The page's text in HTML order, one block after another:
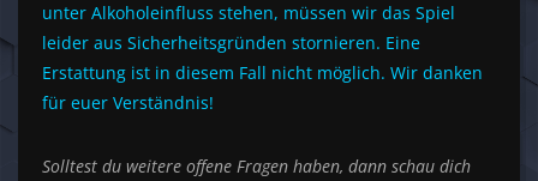
unter Alkoholeinfluss stehen, müssen wir das Spiel
leider aus Sicherheitsgründen stornieren. Eine
Erstattung ist in diesem Fall nicht möglich. Wir danken
für euer Verständnis!
Solltest du weitere offene Fragen haben, dann schau dich